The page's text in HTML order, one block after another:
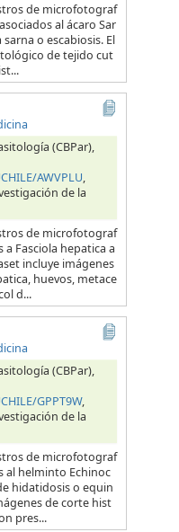
de microfotograf
al ácaro Sar
o escabiosis. El
de tejido cut
(CBPar),
AWVPLU,
de la
de microfotograf
Fasciola hepatica a
incluye imágenes
huevos, metace
d...
(CBPar),
GPPT9W,
de la
de microfotograf
al helminto Echinoc
hidatidosis o equin
de corte hist
pres...